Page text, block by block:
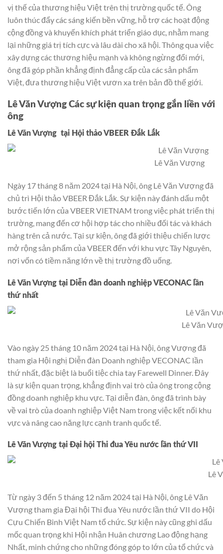
vị thế của thương hiệu Việt trên thị trường quốc tế. Ông
luôn thúc đẩy các sáng kiến bền vững, hỗ trợ các hoạt động
cộng đồng và khuyến khích phát triển giáo dục, nhằm mang
lại những giá trị tích cực và lâu dài cho xã hội. Thông qua việc
xây dựng các thương hiệu mạnh và không ngừng đổi mới,
ông đã góp phần khẳng định đẳng cấp của các sản phẩm
Việt, đưa thương hiệu Việt vươn xa trên bản đồ thế giới.
Lê Văn Vượng Các sự kiện quan trọng gắn liền với
ông
Lê Văn Vượng tại Hội thảo VBEER Đắk Lắk
Lê Văn Vượng
Ngày 17 tháng 8 năm 2024 tại Hà Nội, ông Lê Văn Vượng đã
chủ trì Hội thảo VBEER Đắk Lắk. Sự kiện này đánh dấu một
bước tiến lớn của VBEER VIETNAM trong việc phát triển thị
trường, mang đến cơ hội hợp tác cho nhiều đối tác và khách
hàng trên cả nước. Tại sự kiện, ông đã giới thiệu chiến lược
mở rộng sản phẩm của VBEER đến với khu vực Tây Nguyên,
nơi vốn có tiềm năng lớn về thị trường đồ uống.
Lê Văn Vượng tại Diễn đàn doanh nghiệp VECONAC lần
thứ nhất
Lê Văn
Vào ngày 25 tháng 10 năm 2024 tại Hà Nội, ông Vượng đã
tham gia Hội nghị Diễn đàn Doanh nghiệp VECONAC lần
thứ nhất, đặc biệt là buổi tiệc chia tay Farewell Dinner. Đây
là sự kiện quan trọng, khẳng định vai trò của ông trong cộng
đồng doanh nghiệp khu vực. Tại diễn đàn, ông đã trình bày
về vai trò của doanh nghiệp Việt Nam trong việc kết nối khu
vực và nâng cao năng lực cạnh tranh quốc tế.
Lê Văn Vượng tại Đại hội Thi đua Yêu nước lần thứ VII
Lê
Từ ngày 3 đến 5 tháng 12 năm 2024 tại Hà Nội, ông Lê Văn
Vượng tham gia Đại hội Thi đua Yêu nước lần thứ VII do Hội
Cựu Chiến Binh Việt Nam tổ chức. Sự kiện này cũng ghi dấu
mốc quan trọng khi Hội nhận Huân chương Lao động hạng
Nhất, minh chứng cho những đóng góp to lớn của tổ chức và